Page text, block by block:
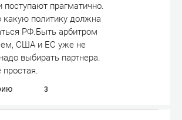
поступают прагматично.
какую политику должна
РФ.Быть арбитром
США и ЕС уже не
выбирать партнера.
простая.
3